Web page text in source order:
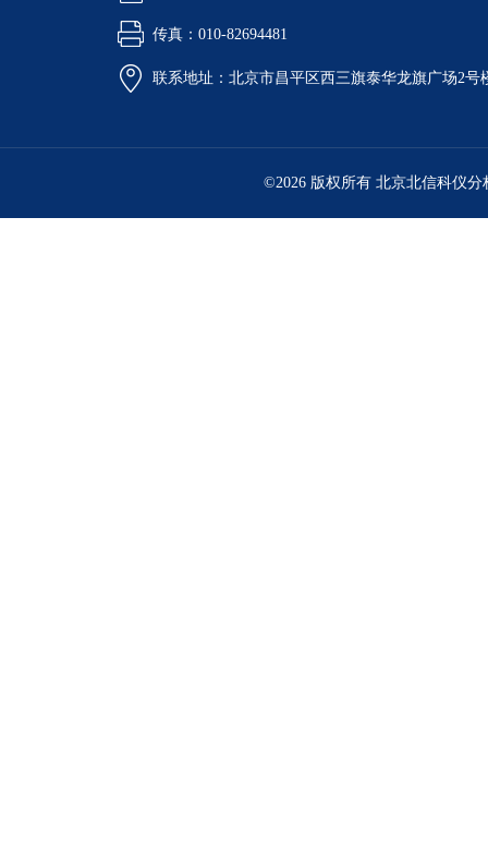
传真：010-82694481
联系地址：北京市昌平区西三旗泰华龙旗广场2号
©2026 版权所有 北京北信科仪